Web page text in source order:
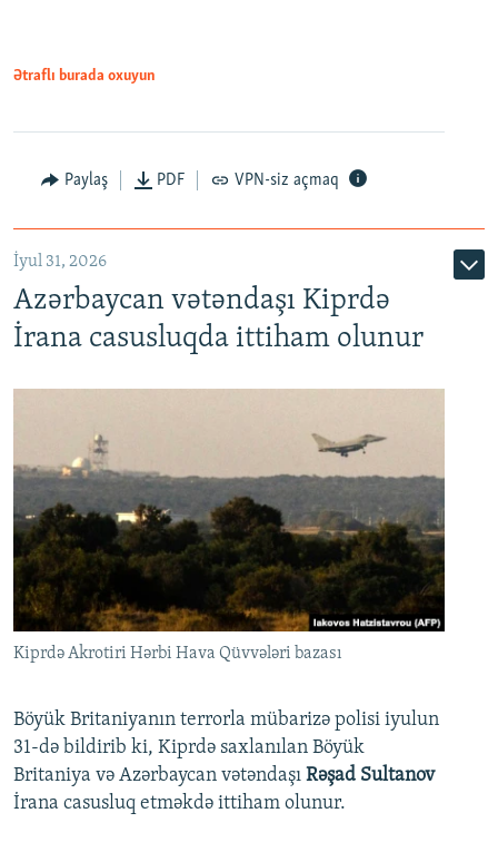
Ətraflı burada oxuyun
Paylaş PDF VPN-siz açmaq
İyul 31, 2026
Azərbaycan vətəndaşı Kiprdə
İrana casusluqda ittiham olunur
Kiprdə Akrotiri Hərbi Hava Qüvvələri bazası
Böyük Britaniyanın terrorla mübarizə polisi iyulun
31-də bildirib ki, Kiprdə saxlanılan Böyük
Britaniya və Azərbaycan vətəndaşı Rəşad Sultanov
İrana casusluq etməkdə ittiham olunur.